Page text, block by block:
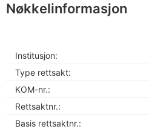
Nøkkelinformasjon
Institusjon:
Type rettsakt:
KOM-nr.:
Rettsaktnr.:
Basis rettsaktnr.: